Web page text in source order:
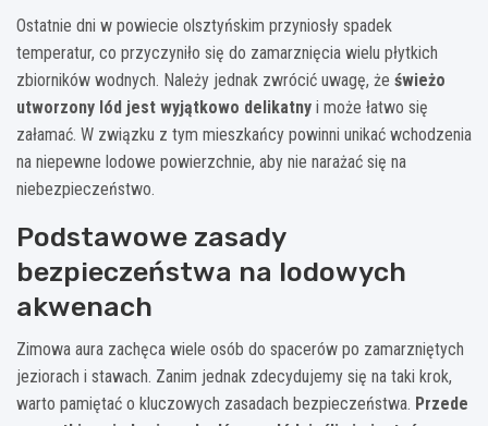
Ostatnie dni w powiecie olsztyńskim przyniosły spadek
temperatur, co przyczyniło się do zamarznięcia wielu płytkich
zbiorników wodnych. Należy jednak zwrócić uwagę, że świeżo
utworzony lód jest wyjątkowo delikatny i może łatwo się
załamać. W związku z tym mieszkańcy powinni unikać wchodzenia
na niepewne lodowe powierzchnie, aby nie narażać się na
niebezpieczeństwo.
Podstawowe zasady
bezpieczeństwa na lodowych
akwenach
Zimowa aura zachęca wiele osób do spacerów po zamarzniętych
jeziorach i stawach. Zanim jednak zdecydujemy się na taki krok,
warto pamiętać o kluczowych zasadach bezpieczeństwa. Przede